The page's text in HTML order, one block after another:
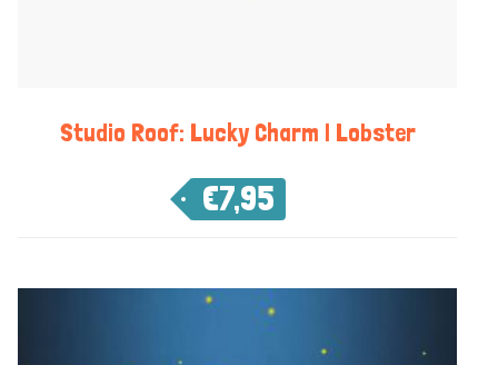
Studio Roof: Lucky Charm | Lobster
€7,95